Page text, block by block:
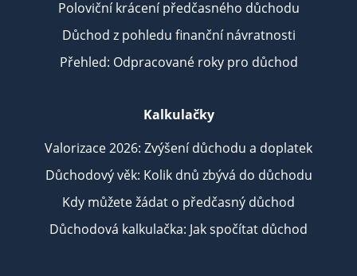
Poloviční krácení předčasného důchodu
Důchod z pohledu finanční návratnosti
Přehled: Odpracované roky pro důchod
Kalkulačky
Valorizace 2026: Zvýšení důchodu a doplatek
Důchodový věk: Kolik dnů zbývá do důchodu
Kdy můžete žádat o předčasný důchod
Důchodová kalkulačka: Jak spočítat důchod